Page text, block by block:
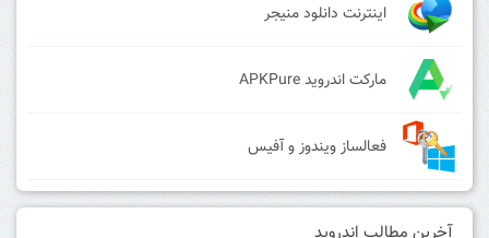
اینترنت دانلود منیجر
مارکت اندروید APKPure
فعالساز ویندوز و آفیس